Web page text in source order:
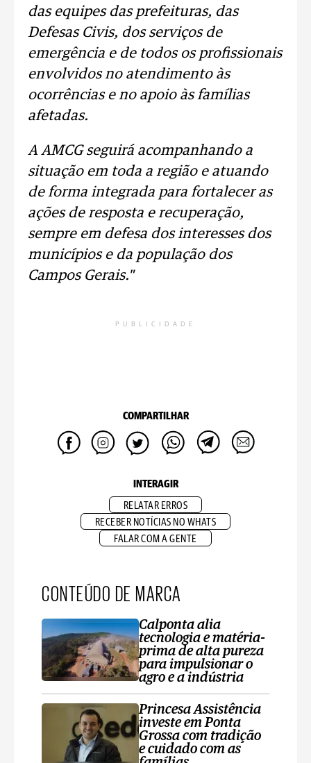
das equipes das prefeituras, das
Defesas Civis, dos serviços de
emergência e de todos os profissionais
envolvidos no atendimento às
ocorrências e no apoio às famílias
afetadas.
A AMCG seguirá acompanhando a
situação em toda a região e atuando
de forma integrada para fortalecer as
ações de resposta e recuperação,
sempre em defesa dos interesses dos
municípios e da população dos
Campos Gerais."
PUBLICIDADE
COMPARTILHAR
INTERAGIR
RELATAR ERROS
RECEBER NOTÍCIAS NO WHATS
FALAR COM A GENTE
CONTEÚDO DE MARCA
Calponta alia
tecnologia e matéria-
prima de alta pureza
para impulsionar o
agro e a indústria
Princesa Assistência
investe em Ponta
Grossa com tradição
e cuidado com as